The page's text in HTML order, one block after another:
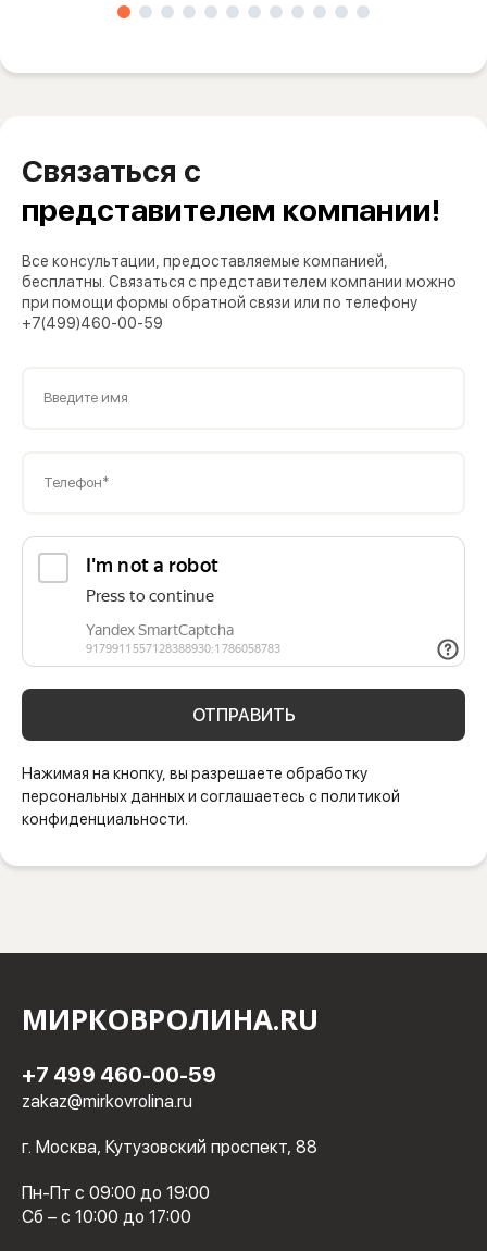
Связаться с
представителем компании!
Все консультации, предоставляемые компанией,
бесплатны. Связаться с представителем компании можно
при помощи формы обратной связи или по телефону
+7(499)460-00-59
Введите имя
Телефон*
ОТПРАВИТЬ
Нажимая на кнопку, вы разрешаете обработку
персональных данных и соглашаетесь с политикой
конфиденциальности.
МИРКОВРОЛИНА.RU
+7 499 460-00-59
zakaz@mirkovrolina.ru
г. Москва, Кутузовский проспект, 88
Пн-Пт с 09:00 до 19:00
Сб – с 10:00 до 17:00